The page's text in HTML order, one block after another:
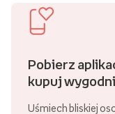
Pobierz
kupuj
Uśmiech bliskiej